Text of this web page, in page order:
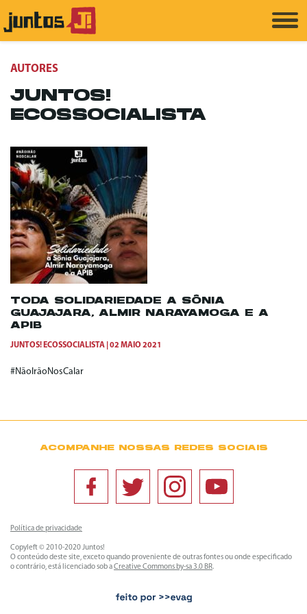
AUTORES
JUNTOS!
ECOSSOCIALISTA
TODA SOLIDARIEDADE A SÔNIA
GUAJAJARA, ALMIR NARAYAMOGA E A
APIB
JUNTOS! ECOSSOCIALISTA 02 MAIO 2021
#NãoIrãoNosCalar
ACOMPANHE NOSSAS REDES SOCIAIS
Política de privacidade
Copyleft © 2010-2020 Juntos!
O conteúdo deste site, exceto quando proveniente de outras fontes ou onde especificado
o contrário, está licenciado sob aCreative Commons by-sa 3.0 BR.